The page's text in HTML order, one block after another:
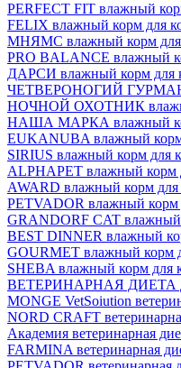
PERFECT FIT влажный
FELIX влажный корм для
МНЯМС влажный корм для
PRO BALANCE влажный
ДАРСИ влажный корм для
ЧЕТВЕРОНОГИЙ ГУРМАН
НОЧНОЙ ОХОТНИК
НАША МАРКА влажный
EUKANUBA влажный
SIRIUS влажный корм для
ALPHAPET влажный корм
AWARD влажный корм для
PETVADOR влажный корм
GRANDORF CAT влажный
BEST DINNER влажный
GOURMET влажный корм
SHEBA влажный корм для
ВЕТЕРИНАРНАЯ
MONGE VetSoiution
NORD CRAFT
Академия ветеринарная
FARMINA ветеринарная